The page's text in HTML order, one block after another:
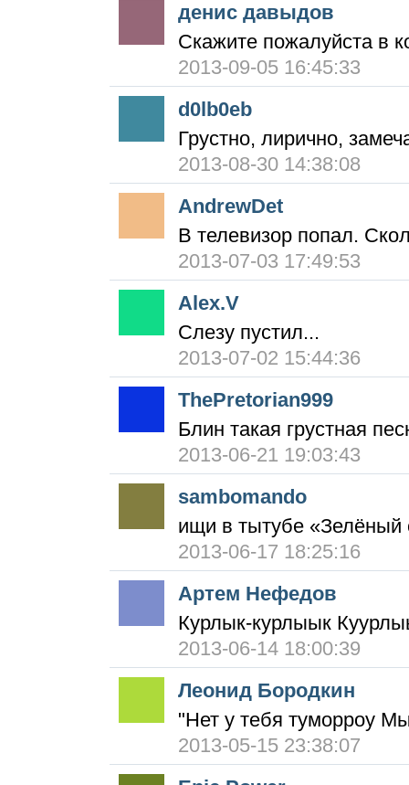
денис давыдов
Скажите пожалуйста в
2013-09-05 16:45:33
d0lb0eb
Грустно, лирично,
2013-08-30 14:38:08
AndrewDet
В телевизор попал.
2013-07-03 17:49:53
Alex.V
Слезу пустил...
2013-07-02 15:44:36
ThePretorian999
Блин такая грустная
2013-06-21 19:03:43
sambomando
ищи в тытубе «Зелёный
2013-06-17 18:25:16
Артем Нефедов
Курлык-курлыык
2013-06-14 18:00:39
Леонид Бородкин
"Нет у тебя туморроу
2013-05-15 23:38:07